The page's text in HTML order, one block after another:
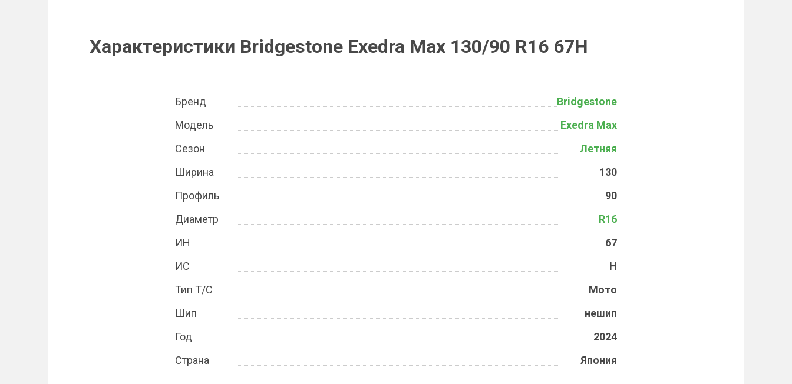
Характеристики Bridgestone Exedra Max 130/90 R16 67H
Бренд
Bridgestone
Модель
Exedra Max
Сезон
Летняя
Ширина
130
Профиль
90
Диаметр
R16
ИН
67
ИС
H
Тип Т/С
Мото
Шип
нешип
Год
2024
Страна
Япония